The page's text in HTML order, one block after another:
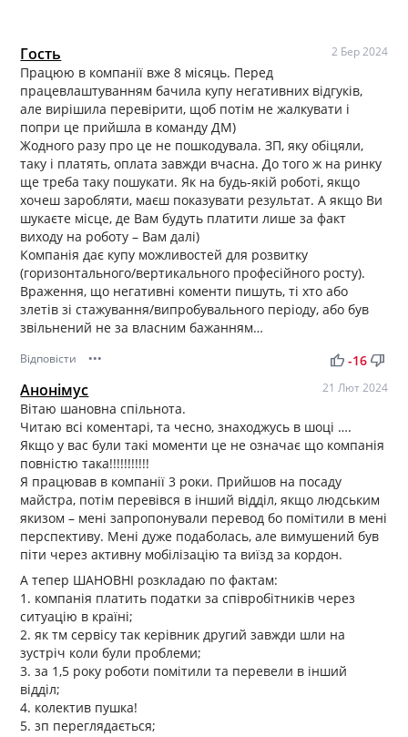
Гость 2 Бер 2024
Працюю в компанії вже 8 місяць. Перед
працевлаштуванням бачила купу негативних відгуків,
але вирішила перевірити, щоб потім не жалкувати і
попри це прийшла в команду ДМ)
Жодного разу про це не пошкодувала. ЗП, яку обіцяли,
таку і платять, оплата завжди вчасна. До того ж на ринку
ще треба таку пошукати. Як на будь-якій роботі, якщо
хочеш заробляти, маєш показувати результат. А якщо Ви
шукаєте місце, де Вам будуть платити лише за факт
виходу на роботу – Вам далі)
Компанія дає купу можливостей для розвитку
(горизонтального/вертикального професійного росту).
Враження, що негативні коменти пишуть, ті хто або
злетів зі стажування/випробувального періоду, або був
звільнений не за власним бажанням…
Відповісти ••• thumb_up thumb_down
-16
Анонімус 21 Лют 2024
Вітаю шановна спільнота.
Читаю всі коментарі, та чесно, знаходжусь в шоці ….
Якщо у вас були такі моменти це не означає що компанія
повністю така!!!!!!!!!!!
Я працював в компанії 3 роки. Прийшов на посаду
майстра, потім перевівся в інший відділ, якщо людським
якизом – мені запропонували перевод бо помітили в мені
перспективу. Мені дуже подаболась, але вимушений був
піти через активну мобілізацію та виїзд за кордон.
А тепер ШАНОВНІ розкладаю по фактам:
1. компанія платить податки за співробітників через
ситуацію в країні;
2. як тм сервісу так керівник другий завжди шли на
зустріч коли були проблеми;
3. за 1,5 року роботи помітили та перевели в інший
відділ;
4. колектив пушка!
5. зп переглядається;